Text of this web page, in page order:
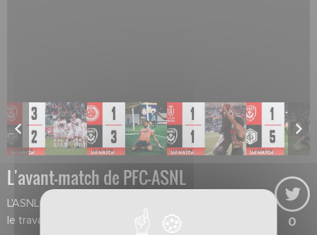
L'avant-match de PFC-ASNL
L'ASNL ne doit rien lâcher et terminer
le travail pour assurer son maintien.
0